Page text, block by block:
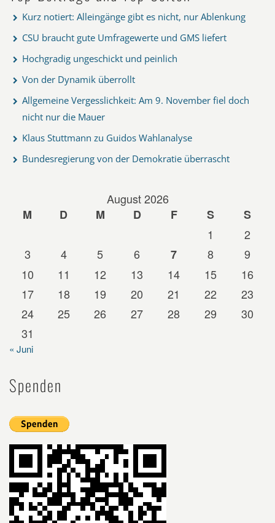
Kurz notiert: Alleingänge gibt es nicht, nur Ablenkung
CSU braucht gute Umfragewerte und GMS liefert
Hochgradig ungeschickt und peinlich
Von der Dynamik überrollt
Allgemeine Vergesslichkeit: Am 9. November fiel doch
nicht nur die Mauer
Klaus Stuttmann zu Guidos Wahlanalyse
Bundesregierung von der Demokratie überrascht
August 2026
M
D M D F S
S
1
2
3
4 5 6 7 8
9
10
11 12 13 14 15
16
17
18 19 20 21 22
23
24
25 26 27 28 29
30
31
« Juni
Spenden